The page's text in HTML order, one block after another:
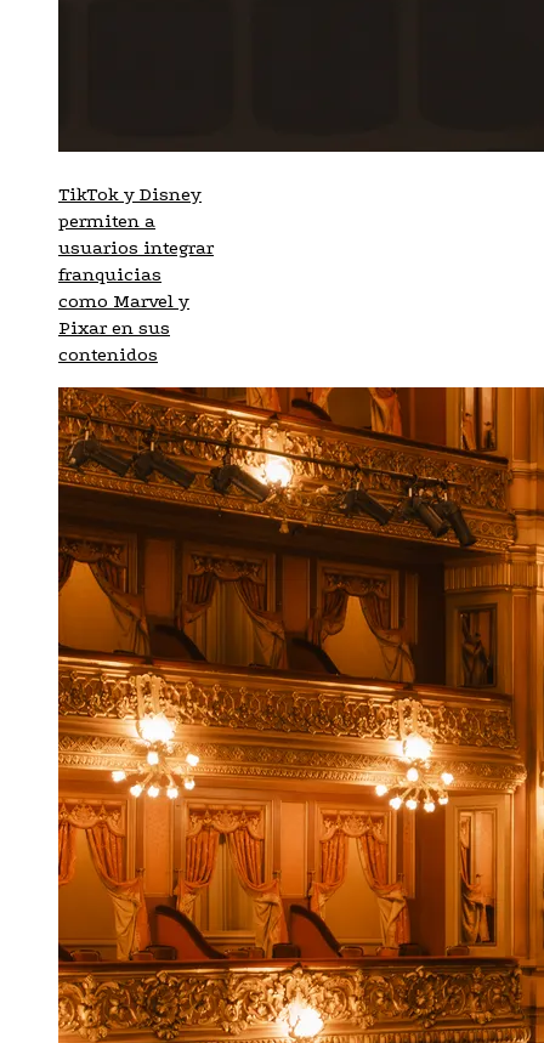
TikTok y Disney
permiten a
usuarios integrar
franquicias
como Marvel y
Pixar en sus
contenidos